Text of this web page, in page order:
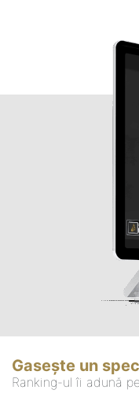
Gasește un
Ranking-ul îi adună